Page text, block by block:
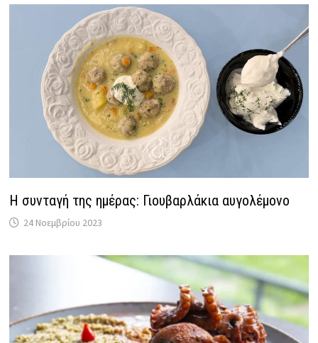
Η συνταγή της ημέρας: Γιουβαρλάκια αυγολέμονο
24 Νοεμβρίου 2023